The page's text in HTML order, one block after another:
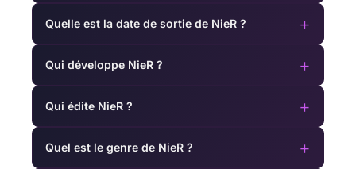
Quelle est la date de sortie de NieR ? +
Qui développe NieR ? +
Qui édite NieR ? +
Quel est le genre de NieR ? +